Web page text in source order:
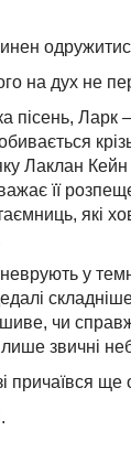
на дух не
пісень, Ларк
Лаклан
її
які
у
чи
звичні
причаївся